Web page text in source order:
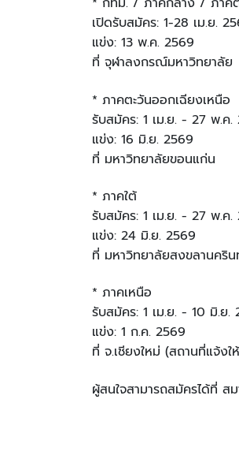
เปิดรับสมัคร: 1-28 เม.ย.
แข่ง: 13 พ.ค. 2569
ที่ จุฬาลงกรณ์มหาวิทยาลัย
* ภาคตะวันออกเฉียงเหนือ
รับสมัคร: 1 เม.ย. - 27 พ.ค.
แข่ง: 16 มิ.ย. 2569
ที่ มหาวิทยาลัยขอนแก่น
* ภาคใต้
รับสมัคร: 1 เม.ย. - 27 พ.ค.
แข่ง: 24 มิ.ย. 2569
ที่ มหาวิทยาลัยสงขลานคริน
* ภาคเหนือ
รับสมัคร: 1 เม.ย. - 10 มิ.ย.
แข่ง: 1 ก.ค. 2569
ที่ จ.เชียงใหม่ (สถานที่แจ้งใ
ผู้สนใจสามารถสมัครได้ที่ ส